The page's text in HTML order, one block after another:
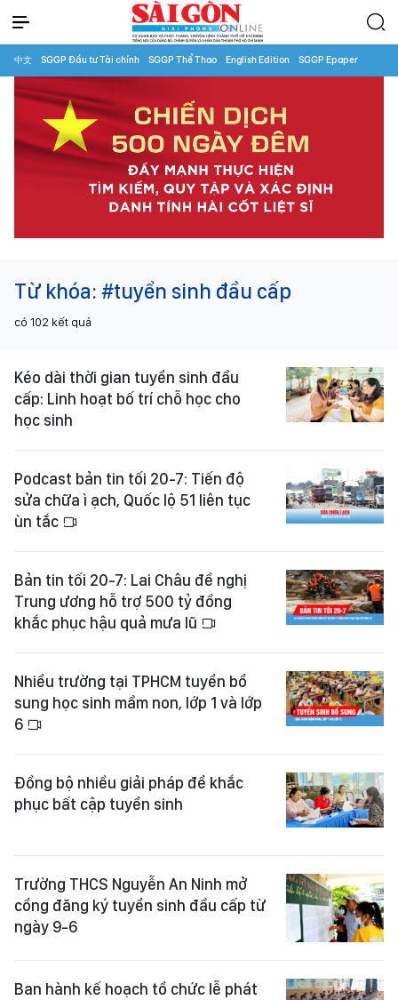
中文 SGGP Đầu tư Tài chính SGGP Thể Thao English Edition SGGP Epaper
Từ khóa: #tuyển sinh đầu cấp
có 102 kết quả
Kéo dài thời gian tuyển sinh đầu
cấp: Linh hoạt bố trí chỗ học cho
học sinh
Podcast bản tin tối 20-7: Tiến độ
sửa chữa ì ạch, Quốc lộ 51 liên tục
ùn tắc
Bản tin tối 20-7: Lai Châu đề nghị
Trung ương hỗ trợ 500 tỷ đồng
khắc phục hậu quả mưa lũ
Nhiều trường tại TPHCM tuyển bổ
sung học sinh mầm non, lớp 1 và lớp
6
Đồng bộ nhiều giải pháp để khắc
phục bất cập tuyển sinh
Trường THCS Nguyễn An Ninh mở
cổng đăng ký tuyển sinh đầu cấp từ
ngày 9-6
Ban hành kế hoạch tổ chức lễ phát